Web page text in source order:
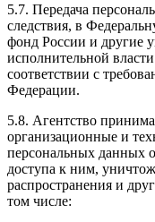
5.7. Передача
следствия, в
фонд России и другие
исполнительной
соответствии с
Федерации.
5.8. Агентство
организационные и
персональных данных
доступа к ним,
распространения и
том числе: